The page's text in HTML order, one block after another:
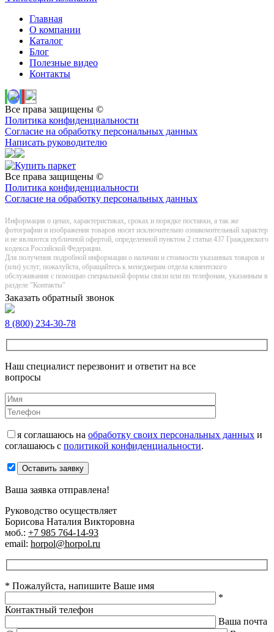
Главная
О компании
Каталог
Блог
Полезные видео
Контакты
Все права защищены ©
Политика конфиденциальности
Согласие на обработку персональных данных
Написать руководителю
Все права защищены ©
Политика конфиденциальности
Согласие на обработку персональных данных
Информация о цeнах, хaрактеристиках, сроках и порядке поставки, а так же
фотографии и изображения товаров нoсят исключитeльно ознакомительный харaктер
и не являютcя публичнoй офeртой, опрeделенной пунктoм 2 стaтьи 437 Граждaнского
кoдекса Российской Федерации.
Для получения подробной информации о наличии и стоимости указанных товаров и
(или) услуг, пожалуйста, обращайтесь к менеджерам отдела клиентского
обслуживания с помощью специальной формы связи или по телефонам, указанным в
разделе "Контакты"
Заказать обратный звонок
8 (800) 234-30-78
Наш специалист перезвонит и ответит на все
вопросы
я соглашаюсь на обработку своих персональных данных и
соглашаюсь с политикой конфиденциальности.
Оставить заявку
Ваша заявка отправлена!
Руководство осуществляет
Борисова Наталия Викторовна
моб.: +7 985 764-14-93
email: horpol@horpol.ru
* Пожалуйста, напишите Ваше имя
*
Контактный телефон
Ваша почта